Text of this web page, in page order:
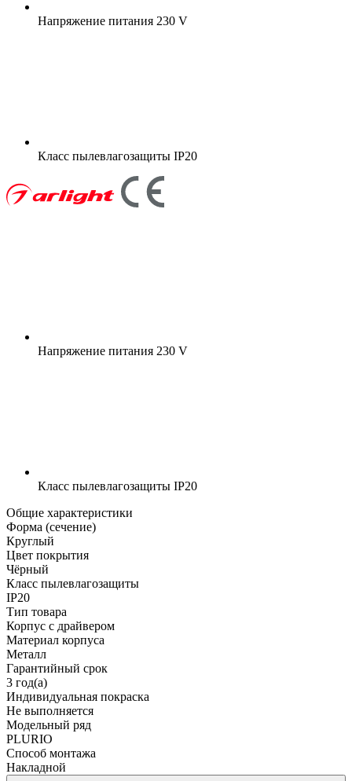
Напряжение питания 230 V
Класс пылевлагозащиты IP20
Напряжение питания 230 V
Класс пылевлагозащиты IP20
Общие характеристики
Форма (сечение)
Круглый
Цвет покрытия
Чёрный
Класс пылевлагозащиты
IP20
Тип товара
Корпус с драйвером
Материал корпуса
Металл
Гарантийный срок
3 год(а)
Индивидуальная покраска
Не выполняется
Модельный ряд
PLURIO
Способ монтажа
Накладной